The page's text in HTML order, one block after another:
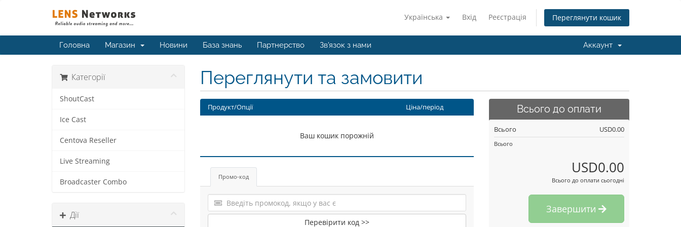
Українська Вхід Реєстрація Переглянути кошик
Головна Магазин Новини База знань Партнерство Зв'язок з нами Аккаунт
Категорії
ShoutCast
Ice Cast
Centova Reseller
Live Streaming
Broadcaster Combo
Дії
Переглянути та замовити
Продукт/Опції Ціна/період
Ваш кошик порожній
Промо-код
Перевірити код >>
Всього до оплати
Всього USD0.00
Всього
USD0.00
Всього до оплати сьогодні
Завершити